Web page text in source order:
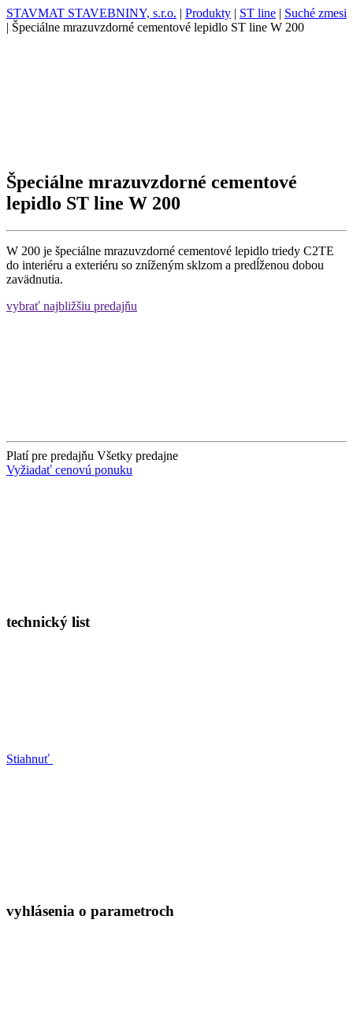
STAVMAT STAVEBNINY, s.r.o. | Produkty | ST line | Suché zmesi
| Špeciálne mrazuvzdorné cementové lepidlo ST line W 200
Špeciálne mrazuvzdorné cementové
lepidlo ST line W 200
W 200 je špeciálne mrazuvzdorné cementové lepidlo triedy C2TE
do interiéru a exteriéru so zníženým sklzom a predĺženou dobou
zavädnutia.
vybrať najbližšiu predajňu
Platí pre predajňu Všetky predajne
Vyžiadať cenovú ponuku
technický list
Stiahnuť
vyhlásenia o parametroch